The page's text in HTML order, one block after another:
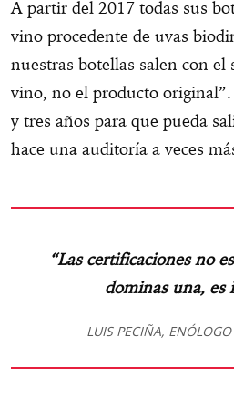
A partir del 2017 todas sus
vino procedente de uvas
nuestras botellas salen con el
vino, no el producto
y tres años para que pueda
hace una auditoría a veces
“Las certificaciones no
dominas una, es
LUIS PECIÑA,